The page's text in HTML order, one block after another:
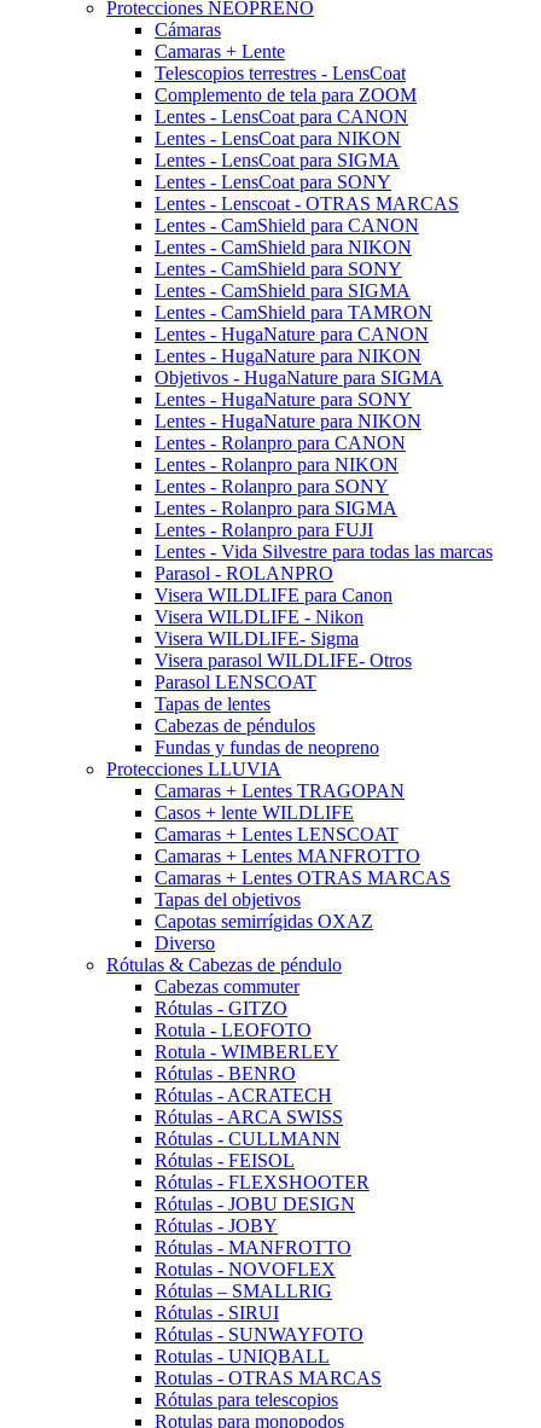
Protecciones NEOPRENO
Cámaras
Camaras + Lente
Telescopios terrestres - LensCoat
Complemento de tela para ZOOM
Lentes - LensCoat para CANON
Lentes - LensCoat para NIKON
Lentes - LensCoat para SIGMA
Lentes - LensCoat para SONY
Lentes - Lenscoat - OTRAS MARCAS
Lentes - CamShield para CANON
Lentes - CamShield para NIKON
Lentes - CamShield para SONY
Lentes - CamShield para SIGMA
Lentes - CamShield para TAMRON
Lentes - HugaNature para CANON
Lentes - HugaNature para NIKON
Objetivos - HugaNature para SIGMA
Lentes - HugaNature para SONY
Lentes - HugaNature para NIKON
Lentes - Rolanpro para CANON
Lentes - Rolanpro para NIKON
Lentes - Rolanpro para SONY
Lentes - Rolanpro para SIGMA
Lentes - Rolanpro para FUJI
Lentes - Vida Silvestre para todas las marcas
Parasol - ROLANPRO
Visera WILDLIFE para Canon
Visera WILDLIFE - Nikon
Visera WILDLIFE- Sigma
Visera parasol WILDLIFE- Otros
Parasol LENSCOAT
Tapas de lentes
Cabezas de péndulos
Fundas y fundas de neopreno
Protecciones LLUVIA
Camaras + Lentes TRAGOPAN
Casos + lente WILDLIFE
Camaras + Lentes LENSCOAT
Camaras + Lentes MANFROTTO
Camaras + Lentes OTRAS MARCAS
Tapas del objetivos
Capotas semirrígidas OXAZ
Diverso
Rótulas & Cabezas de péndulo
Cabezas commuter
Rótulas - GITZO
Rotula - LEOFOTO
Rotula - WIMBERLEY
Rótulas - BENRO
Rótulas - ACRATECH
Rótulas - ARCA SWISS
Rótulas - CULLMANN
Rótulas - FEISOL
Rótulas - FLEXSHOOTER
Rótulas - JOBU DESIGN
Rótulas - JOBY
Rótulas - MANFROTTO
Rotulas - NOVOFLEX
Rótulas – SMALLRIG
Rótulas - SIRUI
Rótulas - SUNWAYFOTO
Rotulas - UNIQBALL
Rotulas - OTRAS MARCAS
Rótulas para telescopios
Rotulas para monopodos